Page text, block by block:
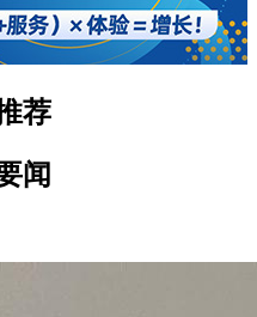
荐
闻